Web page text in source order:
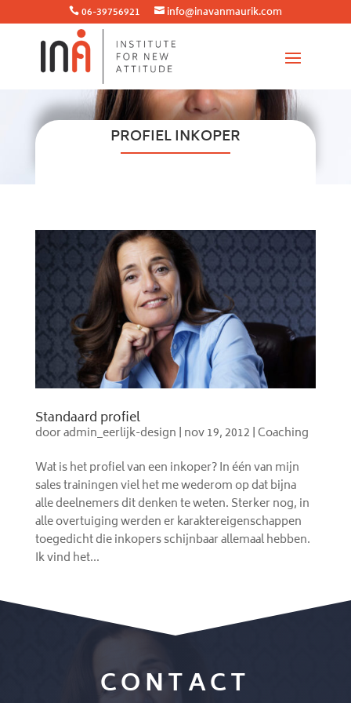
 06-39756921  info@inavanmaurik.com
PROFIEL INKOPER
Standaard profiel
dooradmin_eerlijk-design | nov 19, 2012 |Coaching
Wat is het profiel van een inkoper? In één van mijn
sales trainingen viel het me wederom op dat bijna
alle deelnemers dit denken te weten. Sterker nog, in
alle overtuiging werden er karaktereigenschappen
toegedicht die inkopers schijnbaar allemaal hebben.
Ik vind het...
CONTACT